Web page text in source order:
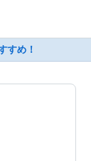
すめ！